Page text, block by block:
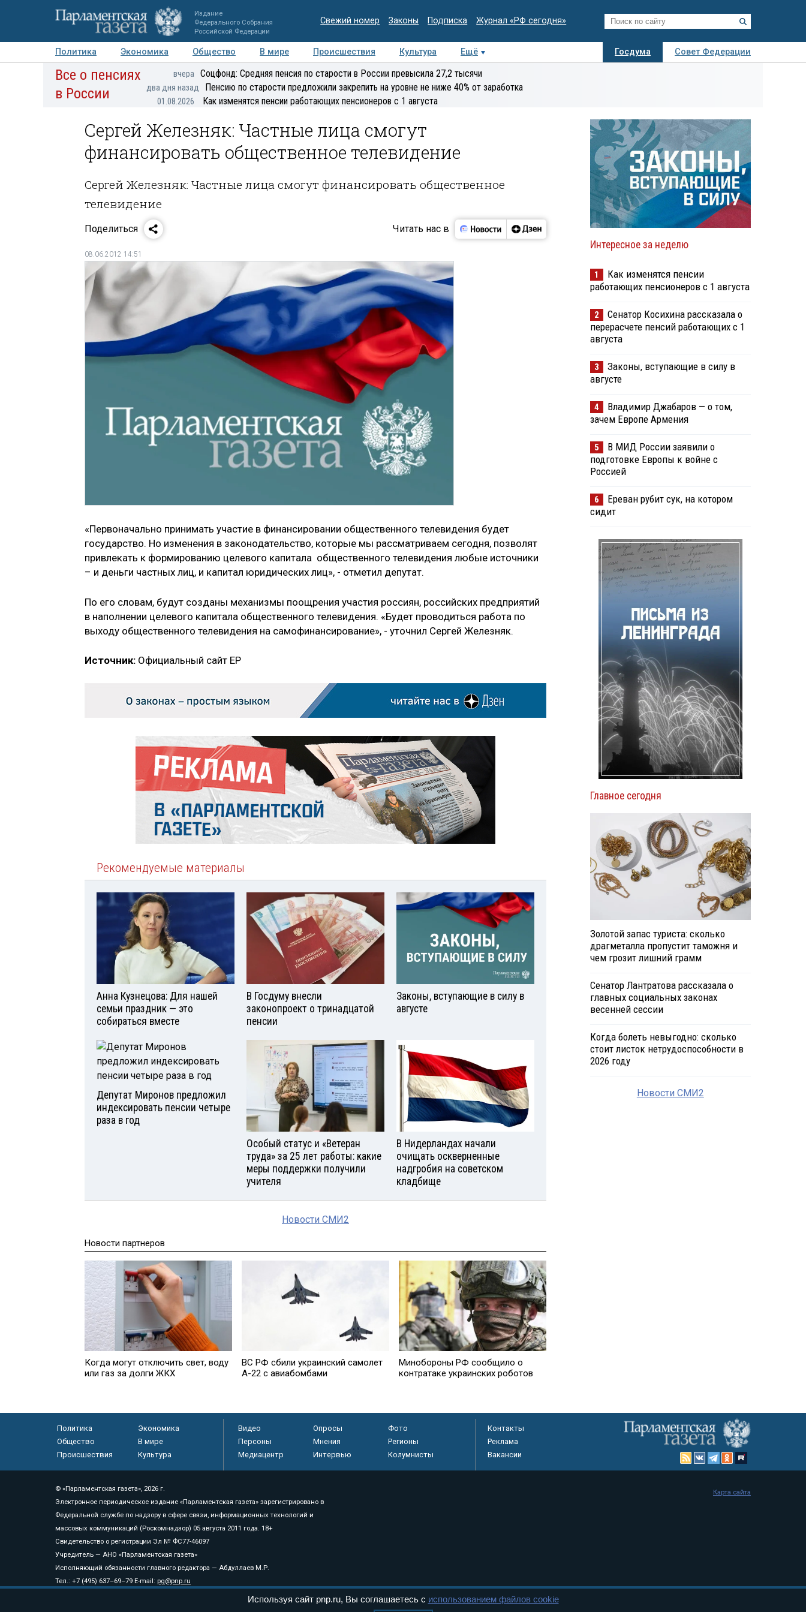
Издание
Федерального Собрания
Российской Федерации
Свежий номер Законы Подписка Журнал «РФ сегодня»
Политика Экономика Общество В мире Происшествия Культура Ещё Госдума
Совет Федерации
Авторы Персоны Мнения Регионы Медиацентр Интервью Колумнисты
экспертиза
Все о пенсиях
в России
вчера Соцфонд: Средняя пенсия по старости в России превысила 27,2 тысячи
два дня назад Пенсию по старости предложили закрепить на уровне не ниже 40% от заработка
01.08.2026 Как изменятся пенсии работающих пенсионеров с 1 августа
Сергей Железняк: Частные лица смогут
финансировать общественное телевидение
Сергей Железняк: Частные лица смогут финансировать общественное
телевидение
Поделиться Читать нас в
08.06.2012 14:51
«Первоначально принимать участие в финансировании общественного телевидения будет
государство. Но изменения в законодательство, которые мы рассматриваем сегодня, позволят
привлекать к формированию целевого капитала общественного телевидения любые источники
– и деньги частных лиц, и капитал юридических лиц», - отметил депутат.
По его словам, будут созданы механизмы поощрения участия россиян, российских предприятий
в наполнении целевого капитала общественного телевидения. «Будет проводиться работа по
выходу общественного телевидения на самофинансирование», - уточнил Сергей Железняк.
Источник: Официальный сайт ЕР
Рекомендуемые материалы
Анна Кузнецова: Для нашей
семьи праздник — это
собираться вместе
В Госдуму внесли
законопроект о тринадцатой
пенсии
Законы, вступающие в силу в
августе
Депутат Миронов предложил
индексировать пенсии четыре
раза в год
Особый статус и «Ветеран
труда» за 25 лет работы: какие
меры поддержки получили
учителя
В Нидерландах начали
очищать оскверненные
надгробия на советском
кладбище
Новости СМИ2
Новости партнеров
Когда могут отключить свет, воду
или газ за долги ЖКХ
ВС РФ сбили украинский самолет
А-22 с авиабомбами
Минобороны РФ сообщило о
контратаке украинских роботов
Интересное за неделю
1
Как изменятся пенсии
работающих пенсионеров с 1 августа
2
Сенатор Косихина рассказала о
перерасчете пенсий работающих с 1
августа
3
Законы, вступающие в силу в
августе
4
Владимир Джабаров — о том,
зачем Европе Армения
5
В МИД России заявили о
подготовке Европы к войне с
Россией
6
Ереван рубит сук, на котором
сидит
Главное сегодня
Золотой запас туриста: сколько
драгметалла пропустит таможня и
чем грозит лишний грамм
Сенатор Лантратова рассказала о
главных социальных законах
весенней сессии
Когда болеть невыгодно: сколько
стоит листок нетрудоспособности в
2026 году
Новости СМИ2
Политика
Экономика
Общество
В мире
Происшествия
Культура
Видео Опросы
Фото
Персоны
Мнения
Регионы
Медиацентр
Интервью Колумнисты
Контакты
Реклама
Вакансии
© «Парламентская газета», 2026 г.
Электронное периодическое издание «Парламентская газета» зарегистрировано в
Федеральной службе по надзору в сфере связи, информационных технологий и
массовых коммуникаций (Роскомнадзор) 05 августа 2011 года. 18+
Свидетельство о регистрации Эл № ФС77-46097
Учредитель — АНО «Парламентская газета»
Исполняющий обязанности главного редактора — Абдуллаев М.Р.
Тел.: +7 (495) 637–69–79 E-mail: pg@pnp.ru
«Парламентская газета» - официальное еженедельное издание Федерального Собрания РФ. Издается с 1997 года. Учредители газеты - Государственная Дума и Совет Федерации РФ. Официальный публикатор
Карта сайта
Используя сайт pnp.ru, Вы соглашаетесь с использованием файлов cookie